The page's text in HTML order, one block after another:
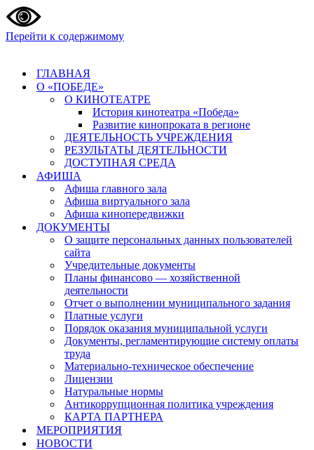
Перейти к содержимому
ГЛАВНАЯ
О «ПОБЕДЕ»
О КИНОТЕАТРЕ
История кинотеатра «Победа»
Развитие кинопроката в регионе
ДЕЯТЕЛЬНОСТЬ УЧРЕЖДЕНИЯ
РЕЗУЛЬТАТЫ ДЕЯТЕЛЬНОСТИ
ДОСТУПНАЯ СРЕДА
АФИША
Афиша главного зала
Афиша виртуального зала
Афиша кинопередвижки
ДОКУМЕНТЫ
О защите персональных данных пользователей
сайта
Учредительные документы
Планы финансово — хозяйственной
деятельности
Отчет о выполнении муниципального задания
Платные услуги
Порядок оказания муниципальной услуги
Документы, регламентирующие систему оплаты
труда
Материально-техническое обеспечение
Лицензии
Натуральные нормы
Антикоррупционная политика учреждения
КАРТА ПАРТНЕРА
МЕРОПРИЯТИЯ
НОВОСТИ